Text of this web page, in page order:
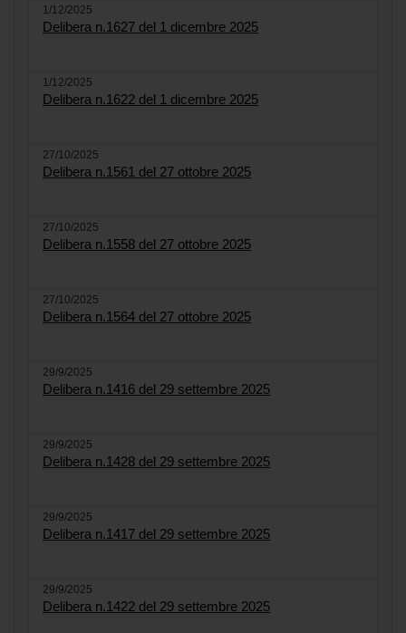
1/12/2025
Delibera n.1627 del 1 dicembre 2025
1/12/2025
Delibera n.1622 del 1 dicembre 2025
27/10/2025
Delibera n.1561 del 27 ottobre 2025
27/10/2025
Delibera n.1558 del 27 ottobre 2025
27/10/2025
Delibera n.1564 del 27 ottobre 2025
29/9/2025
Delibera n.1416 del 29 settembre 2025
29/9/2025
Delibera n.1428 del 29 settembre 2025
29/9/2025
Delibera n.1417 del 29 settembre 2025
29/9/2025
Delibera n.1422 del 29 settembre 2025